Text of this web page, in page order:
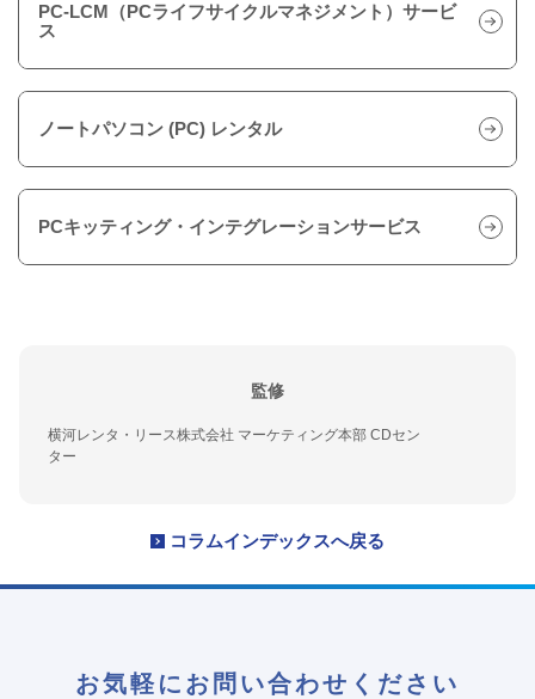
PC-LCM（PCライフサイクルマネジメント）サービ
ス
ノートパソコン (PC) レンタル
PCキッティング・インテグレーションサービス
監修
横河レンタ・リース株式会社 マーケティング本部 CDセン
ター
コラムインデックスへ戻る
お気軽にお問い合わせください